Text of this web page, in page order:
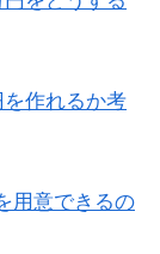
作れるか考
用意できるの